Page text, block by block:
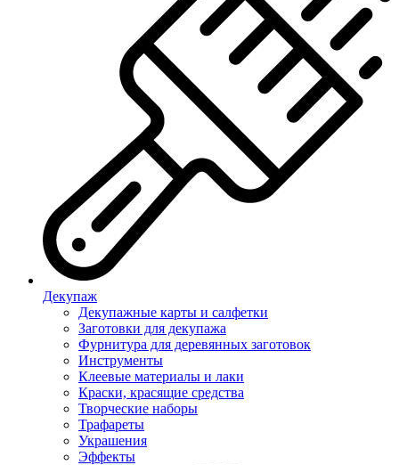
Декупаж
Декупажные карты и салфетки
Заготовки для декупажа
Фурнитура для деревянных заготовок
Инструменты
Клеевые материалы и лаки
Краски, красящие средства
Творческие наборы
Трафареты
Украшения
Эффекты